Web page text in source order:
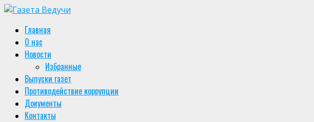
Skip
content
Primary
Menu
Главная
О нас
Новости
Избранные
Выпуски газет
Противодействие коррупции
Документы
Контакты